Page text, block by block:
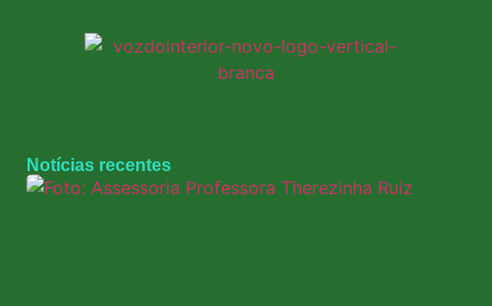
Notícias recentes